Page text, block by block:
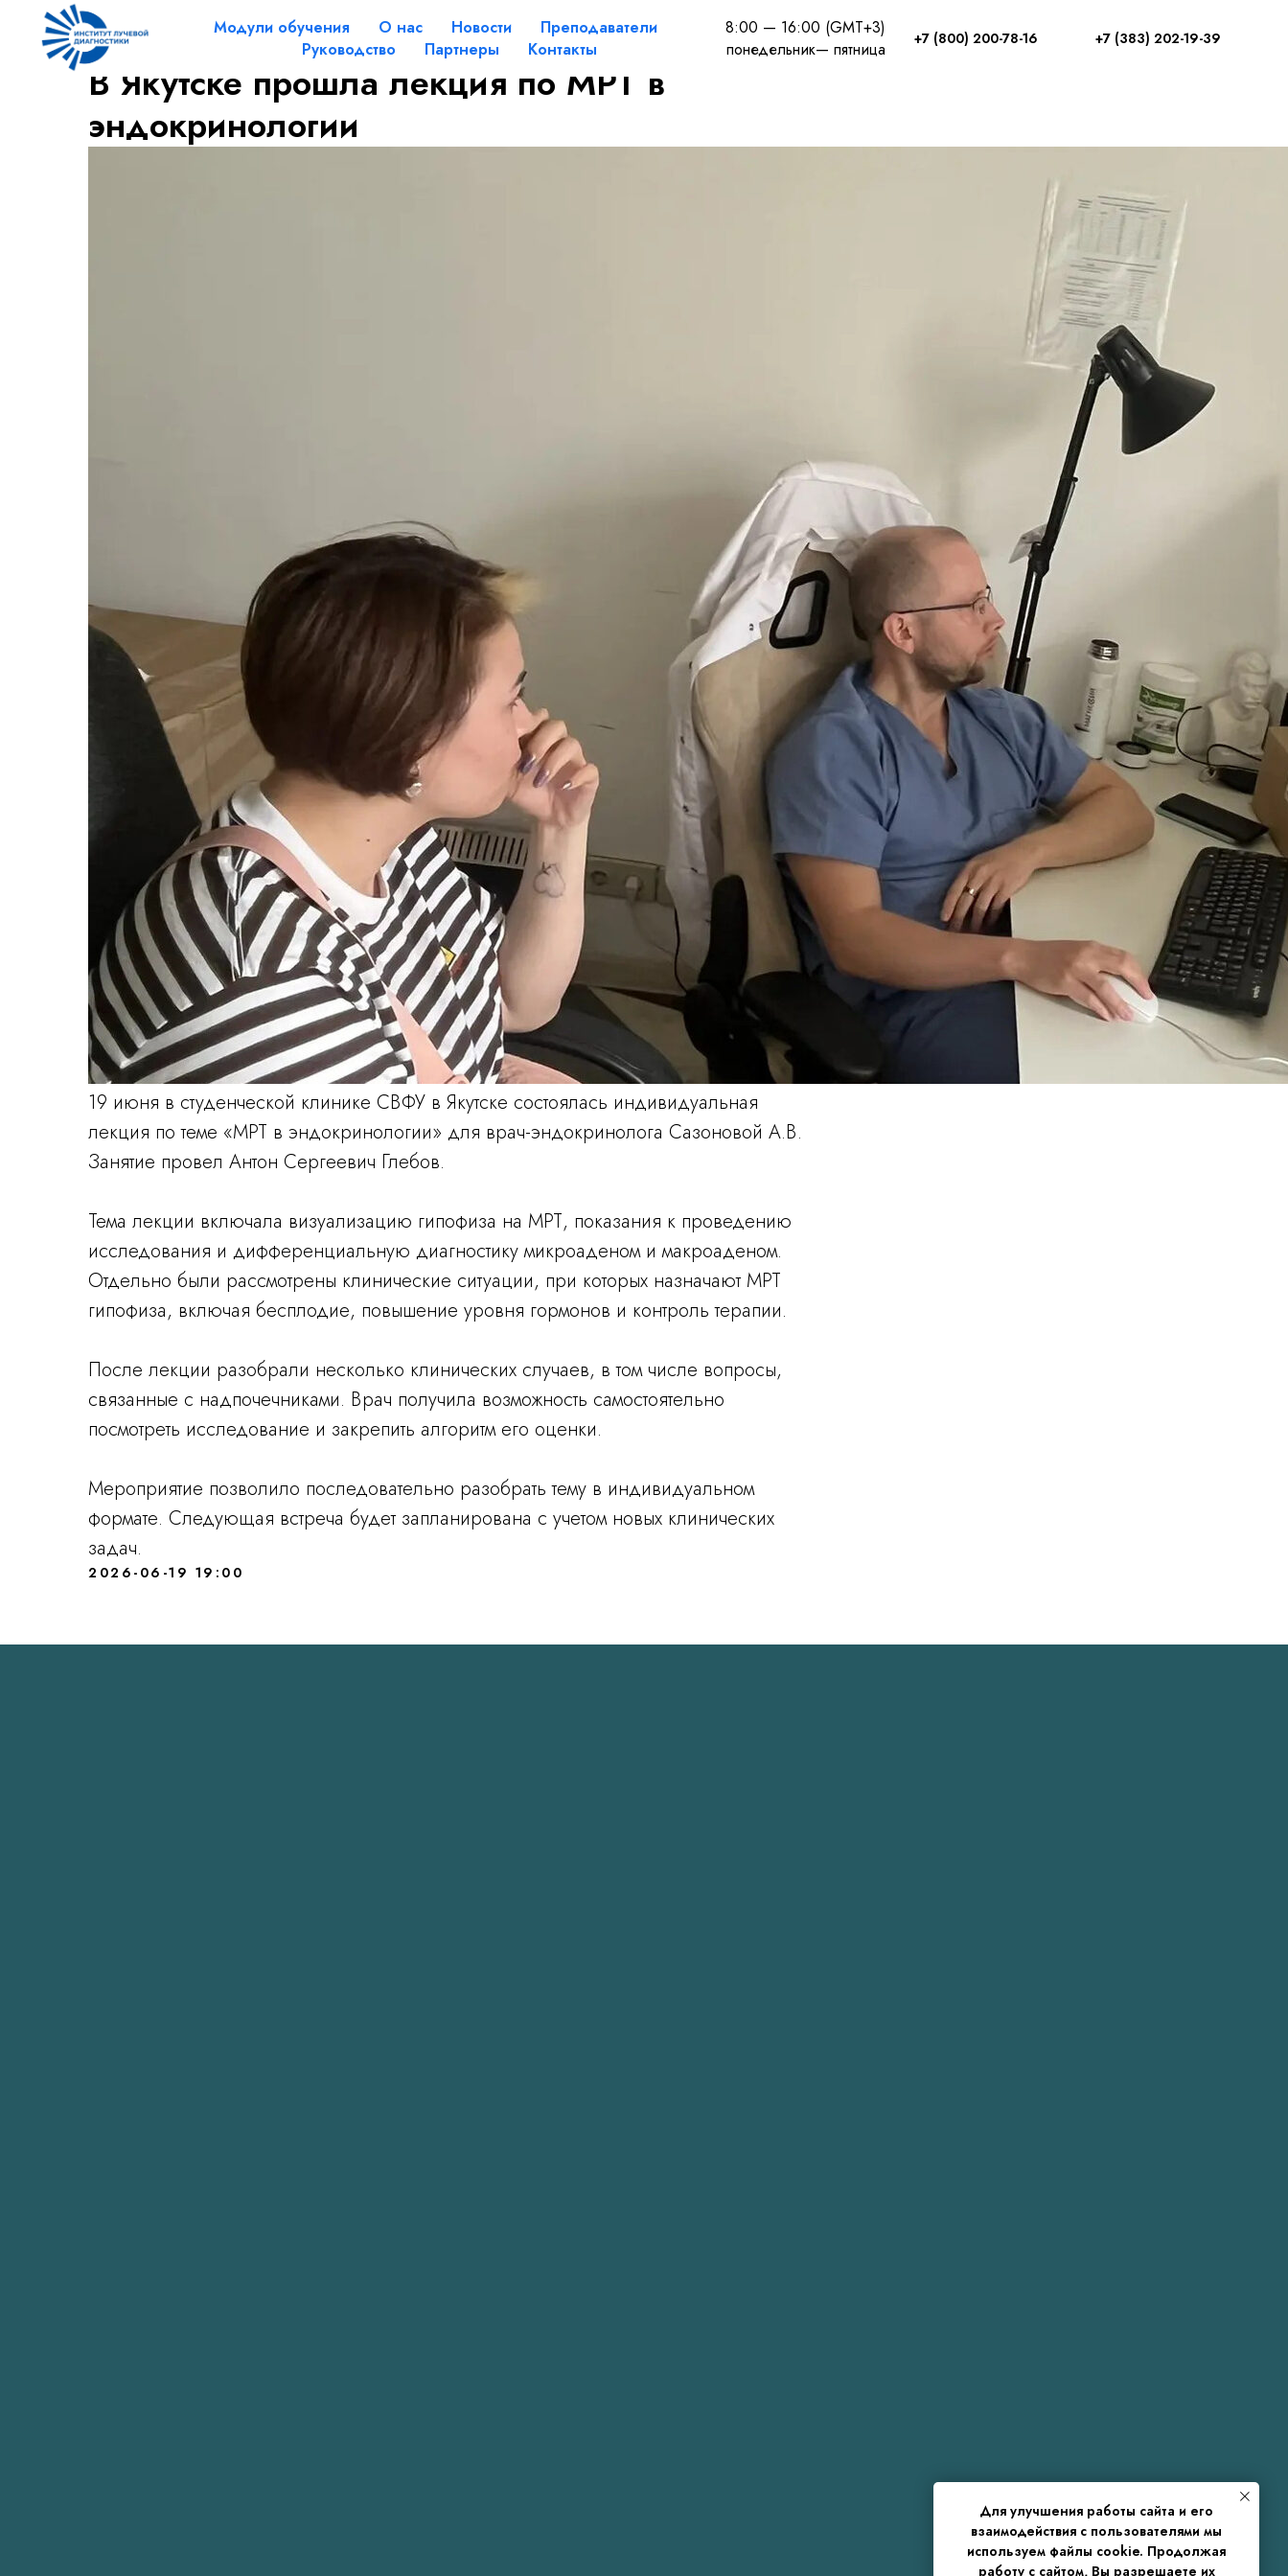
Модули обучения О нас Новости
Преподаватели
Руководство
Партнеры Контакты
8:00 — 16:00 (GMT+3)
понедельник— пятница
+7 (800) 200-78-16 +7 (383) 202-19-39
В Якутске прошла лекция по МРТ в
эндокринологии
19 июня в студенческой клинике СВФУ в Якутске состоялась индивидуальная
лекция по теме «МРТ в эндокринологии» для врач-эндокринолога Сазоновой А.В.
Занятие провел Антон Сергеевич Глебов.
Тема лекции включала визуализацию гипофиза на МРТ, показания к проведению
исследования и дифференциальную диагностику микроаденом и макроаденом.
Отдельно были рассмотрены клинические ситуации, при которых назначают МРТ
гипофиза, включая бесплодие, повышение уровня гормонов и контроль терапии.
После лекции разобрали несколько клинических случаев, в том числе вопросы,
связанные с надпочечниками. Врач получила возможность самостоятельно
посмотреть исследование и закрепить алгоритм его оценки.
Мероприятие позволило последовательно разобрать тему в индивидуальном
формате. Следующая встреча будет запланирована с учетом новых клинических
задач.
2026-06-19 19:00
Для улучшения работы сайта и его
взаимодействия с пользователями мы
используем файлы cookie. Продолжая
работу с сайтом, Вы разрешаете их